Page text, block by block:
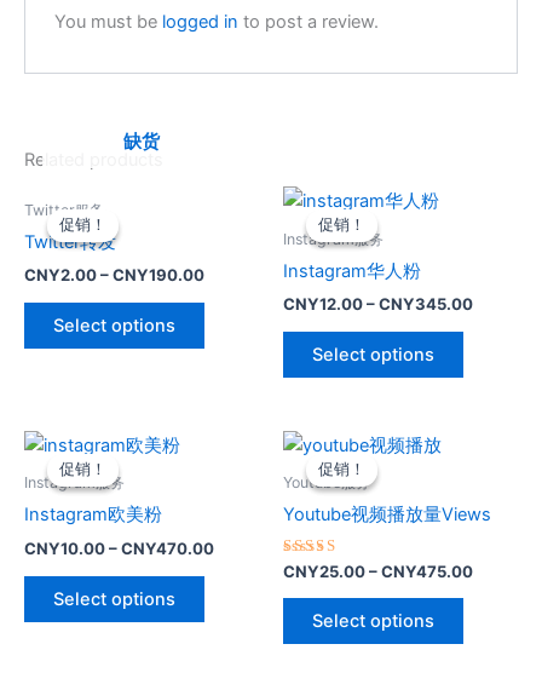
You must be logged in to post a review.
Related products
促销！
缺货
促销！
Twitter服务
Twitter转发
CNY2.00–CNY190.00
Select options
促销！
促销！
Instagram服务
Instagram华人粉
CNY12.00–CNY345.00
Select options
促销！
促销！
Instagram服务
Instagram欧美粉
CNY10.00–CNY470.00
Select options
促销！
促销！
Youtube服务
Youtube视频播放量Views
Rated
5.00
out of 5
CNY25.00–CNY475.00
Select options